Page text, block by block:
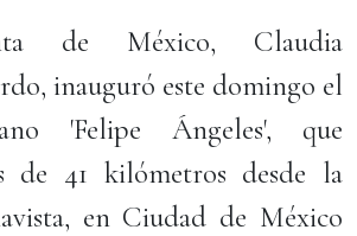
de México, Claudia
inauguró este domingo el
'Felipe Ángeles', que
de 41 kilómetros desde la
en Ciudad de México